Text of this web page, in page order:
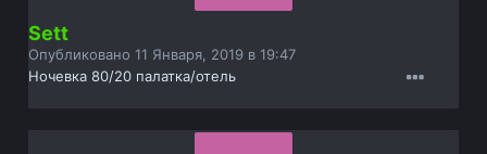
Sett
Опубликовано11 Января, 2019 в 19:47
Ночевка 80/20 палатка/отель